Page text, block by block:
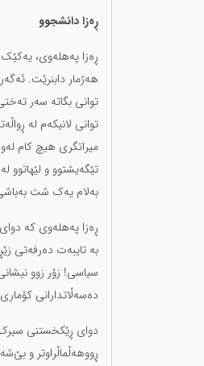
ڕەزا دانشجوو
ڕەزا پەهلەوی، یەکێک
هەژمار دابنرێت.
توانی بگاتە سەر
توانی لانیکەم لە
میراتگری هیچ کام
تێگەیشتوو و
بەلام یەک شت بەباشی
ڕەزا پەهلەوی کە
بە تایبەت دەرفەتی
سیاسی! زۆر زوو
دەسەڵاتدارانی
دوای ڕێکخستنی سیرک
ڕووهەڵماڵراوتر و